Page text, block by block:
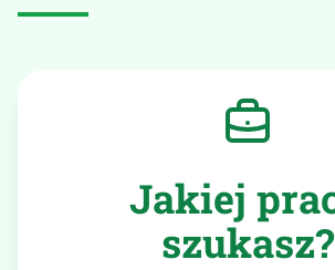
Jakiej
szukasz?